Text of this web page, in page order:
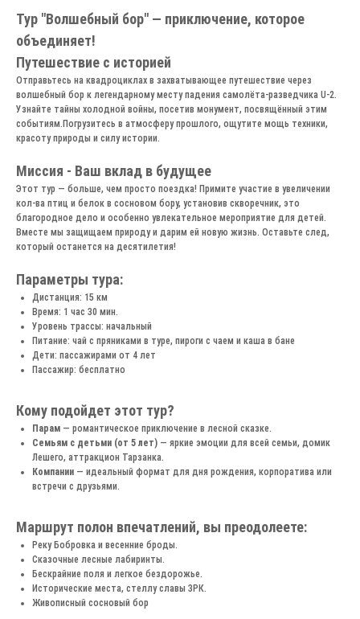
Тур "Волшебный бор" — приключение, которое
объединяет!
Путешествие с историей
Отправьтесь на квадроциклах в захватывающее путешествие через
волшебный бор к легендарному месту падения самолёта-разведчика U-2.
Узнайте тайны холодной войны, посетив монумент, посвящённый этим
событиям.Погрузитесь в атмосферу прошлого, ощутите мощь техники,
красоту природы и силу истории.
Миссия - Ваш вклад в будущее
Этот тур — больше, чем просто поездка! Примите участие в увеличении
кол-ва птиц и белок в сосновом бору, установив скворечник, это
благородное дело и особенно увлекательное мероприятие для детей.
Вместе мы защищаем природу и дарим ей новую жизнь. Оставьте след,
который останется на десятилетия!
Параметры тура:
Дистанция: 15 км
Время: 1 час 30 мин.
Уровень трассы: начальный
Питание: чай с пряниками в туре, пироги с чаем и каша в бане
Дети: пассажирами от 4 лет
Пассажир: бесплатно
Кому подойдет этот тур?
Парам — романтическое приключение в лесной сказке.
Семьям с детьми (от 5 лет) — яркие эмоции для всей семьи, домик
Лешего, аттракцион Тарзанка.
Компании — идеальный формат для дня рождения, корпоратива или
встречи с друзьями.
Маршрут полон впечатлений, вы преодолеете:
Реку Бобровка и весенние броды.
Сказочные лесные лабиринты.
Бескрайние поля и легкое бездорожье.
Исторические места, стеллу славы ЗРК.
Живописный сосновый бор